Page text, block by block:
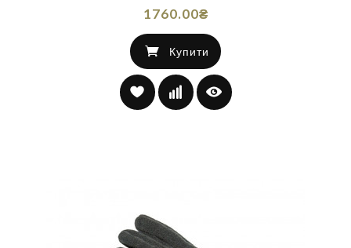
1760.00₴
Купити